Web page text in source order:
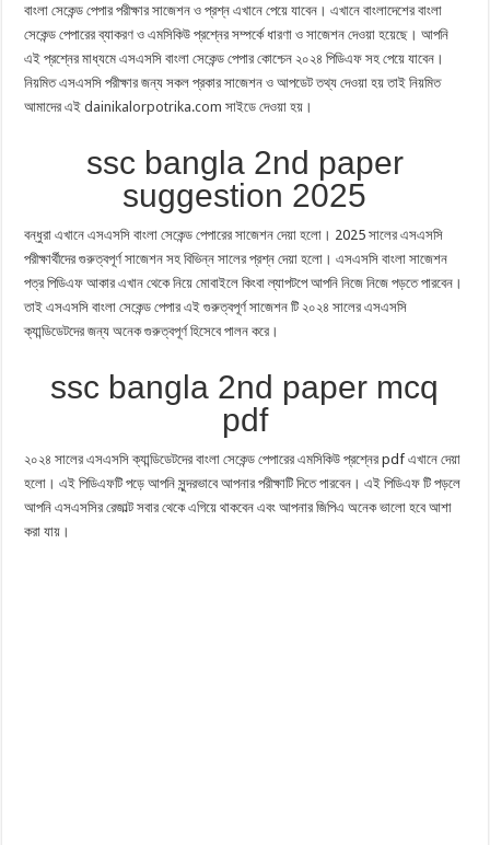
বাংলা সেকেন্ড পেপার পরীক্ষার সাজেশন ও প্রশ্ন এখানে পেয়ে যাবেন। এখানে বাংলাদেশের বাংলা
সেকেন্ড পেপারের ব্যাকরণ ও এমসিকিউ প্রশ্নের সম্পর্কে ধারণা ও সাজেশন দেওয়া হয়েছে। আপনি
এই প্রশ্নের মাধ্যমে এসএসসি বাংলা সেকেন্ড পেপার কোশ্চেন ২০২৪ পিডিএফ সহ পেয়ে যাবেন।
নিয়মিত এসএসসি পরীক্ষার জন্য সকল প্রকার সাজেশন ও আপডেট তথ্য দেওয়া হয় তাই নিয়মিত
আমাদের এইdainikalorpotrika.com সাইডে দেওয়া হয়।
ssc bangla 2nd paper
suggestion 2025
বন্ধুরা এখানে এসএসসি বাংলা সেকেন্ড পেপারের সাজেশন দেয়া হলো। 2025 সালের এসএসসি
পরীক্ষার্থীদের গুরুত্বপূর্ণ সাজেশন সহ বিভিন্ন সালের প্রশ্ন দেয়া হলো। এসএসসি বাংলা সাজেশন
পত্র পিডিএফ আকার এখান থেকে নিয়ে মোবাইলে কিংবা ল্যাপটপে আপনি নিজে নিজে পড়তে পারবেন।
তাই এসএসসি বাংলা সেকেন্ড পেপার এই গুরুত্বপূর্ণ সাজেশন টি ২০২৪ সালের এসএসসি
ক্যান্ডিডেটদের জন্য অনেক গুরুত্বপূর্ণ হিসেবে পালন করে।
ssc bangla 2nd paper mcq
pdf
২০২৪ সালের এসএসসি ক্যান্ডিডেটদের বাংলা সেকেন্ড পেপারের এমসিকিউ প্রশ্নের pdf এখানে দেয়া
হলো। এই পিডিএফটি পড়ে আপনি সুন্দরভাবে আপনার পরীক্ষাটি দিতে পারবেন। এই পিডিএফ টি পড়লে
আপনি এসএসসির রেজাল্ট সবার থেকে এগিয়ে থাকবেন এবং আপনার জিপিএ অনেক ভালো হবে আশা
করা যায়।